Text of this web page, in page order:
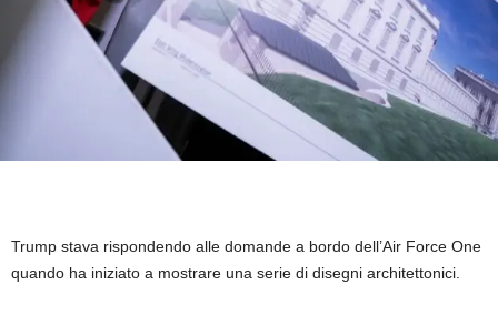
Trump stava rispondendo alle domande a bordo dell’Air Force One
quando ha iniziato a mostrare una serie di disegni architettonici.